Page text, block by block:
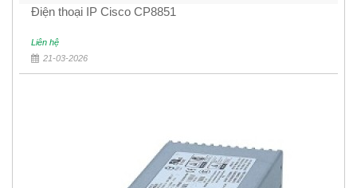
Điện thoại IP Cisco CP8851
Liên hệ
21-03-2026